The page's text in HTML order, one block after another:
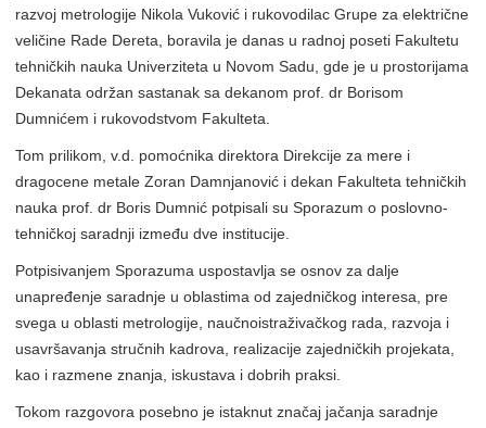
razvoj metrologije Nikola Vuković i rukovodilac Grupe za električne
veličine Rade Dereta, boravila je danas u radnoj poseti Fakultetu
tehničkih nauka Univerziteta u Novom Sadu, gde je u prostorijama
Dekanata održan sastanak sa dekanom prof. dr Borisom
Dumnićem i rukovodstvom Fakulteta.
Tom prilikom, v.d. pomoćnika direktora Direkcije za mere i
dragocene metale Zoran Damnjanović i dekan Fakulteta tehničkih
nauka prof. dr Boris Dumnić potpisali su Sporazum o poslovno-
tehničkoj saradnji između dve institucije.
Potpisivanjem Sporazuma uspostavlja se osnov za dalje
unapređenje saradnje u oblastima od zajedničkog interesa, pre
svega u oblasti metrologije, naučnoistraživačkog rada, razvoja i
usavršavanja stručnih kadrova, realizacije zajedničkih projekata,
kao i razmene znanja, iskustava i dobrih praksi.
Tokom razgovora posebno je istaknut značaj jačanja saradnje